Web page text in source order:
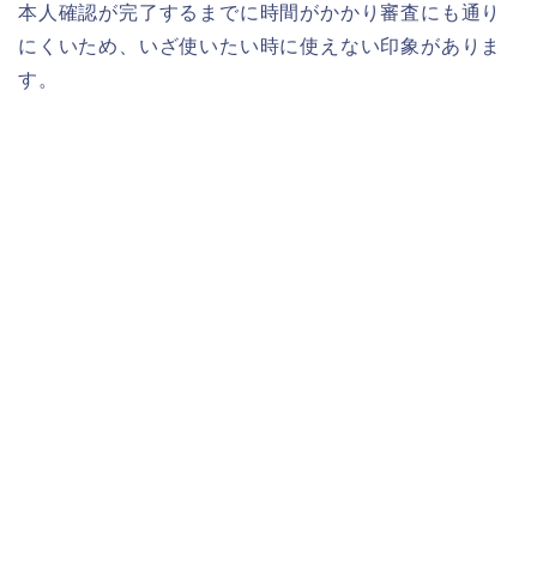
本人確認が完了するまでに時間がかかり審査にも通り
にくいため、いざ使いたい時に使えない印象がありま
す。